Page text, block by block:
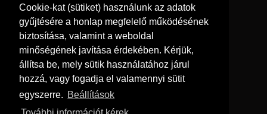
Cookie-kat (sütiket) használunk az adatok
gyűjtésére a honlap megfelelő működésének
biztosítása, valamint a weboldal
minőségének javítása érdekében. Kérjük,
állítsa be, mely sütik használatához járul
hozzá, vagy fogadja el valamennyi sütit
egyszerre. Beállítások
Menü
Hírek, cikkek
Kapcsolat
Letölthető katalógusok